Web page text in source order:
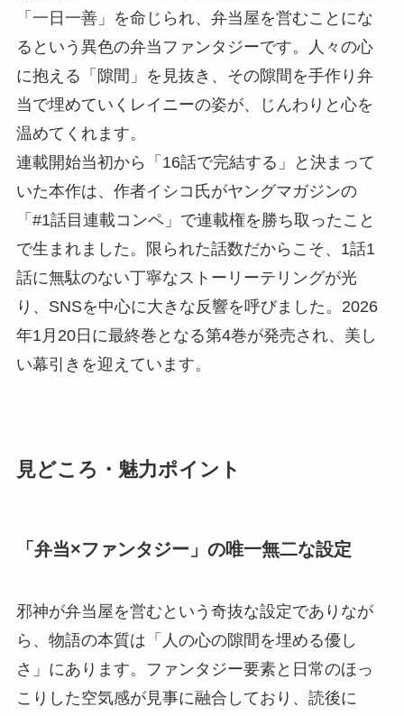
「一日一善」を命じられ、弁当屋を営むことにな
るという異色の弁当ファンタジーです。人々の心
に抱える「隙間」を見抜き、その隙間を手作り弁
当で埋めていくレイニーの姿が、じんわりと心を
温めてくれます。
連載開始当初から「16話で完結する」と決まって
いた本作は、作者イシコ氏がヤングマガジンの
「#1話目連載コンペ」で連載権を勝ち取ったこと
で生まれました。限られた話数だからこそ、1話1
話に無駄のない丁寧なストーリーテリングが光
り、SNSを中心に大きな反響を呼びました。2026
年1月20日に最終巻となる第4巻が発売され、美し
い幕引きを迎えています。
見どころ・魅力ポイント
「弁当×ファンタジー」の唯一無二な設定
邪神が弁当屋を営むという奇抜な設定でありなが
ら、物語の本質は「人の心の隙間を埋める優し
さ」にあります。ファンタジー要素と日常のほっ
こりした空気感が見事に融合しており、読後に